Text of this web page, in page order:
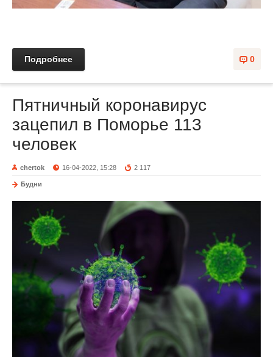
0
Подробнее
Пятничный коронавирус
зацепил в Поморье 113
человек
chertok 16-04-2022, 15:28 2 117
Будни